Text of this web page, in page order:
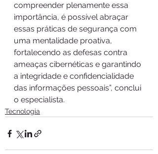
compreender plenamente essa
importância, é possível abraçar
essas práticas de segurança com
uma mentalidade proativa,
fortalecendo as defesas contra
ameaças cibernéticas e garantindo
a integridade e confidencialidade
das informações pessoais”, conclui
o especialista.
Tecnologia